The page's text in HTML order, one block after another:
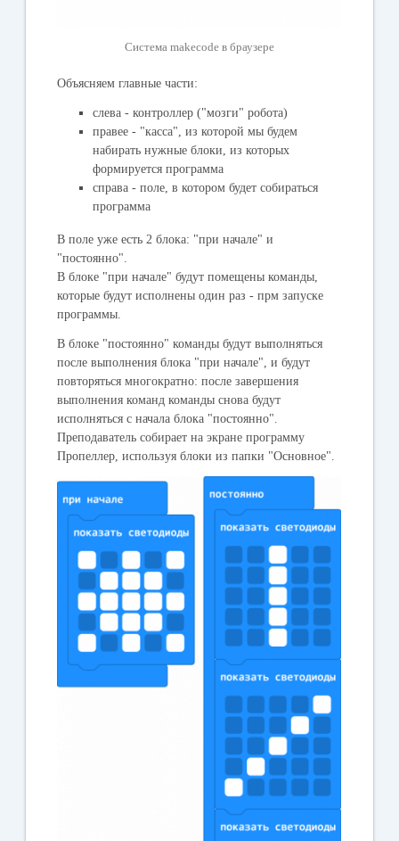
Система makecode в браузере
Объясняем главные части:
слева - контроллер ("мозги" робота)
правее - "касса", из которой мы будем
набирать нужные блоки, из которых
формируется программа
справа - поле, в котором будет собираться
программа
В поле уже есть 2 блока: "при начале" и
"постоянно".
В блоке "при начале" будут помещены команды,
которые будут исполнены один раз - прм запуске
программы.
В блоке "постоянно" команды будут выполняться
после выполнения блока "при начале", и будут
повторяться многократно: после завершения
выполнения команд команды снова будут
исполняться с начала блока "постоянно".
Преподаватель собирает на экране программу
Пропеллер,используя блоки из папки "Основное".